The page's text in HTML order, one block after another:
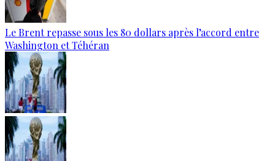
Le Brent repasse sous les 80 dollars après l’accord entre
Washington et Téhéran